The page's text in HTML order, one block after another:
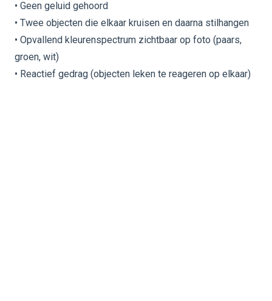
• Geen geluid gehoord
• Twee objecten die elkaar kruisen en daarna stilhangen
• Opvallend kleurenspectrum zichtbaar op foto (paars,
groen, wit)
• Reactief gedrag (objecten leken te reageren op elkaar)